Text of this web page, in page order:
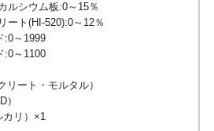
板:0～15％
520):0～12％
ート・モルタル）
カリ）×1